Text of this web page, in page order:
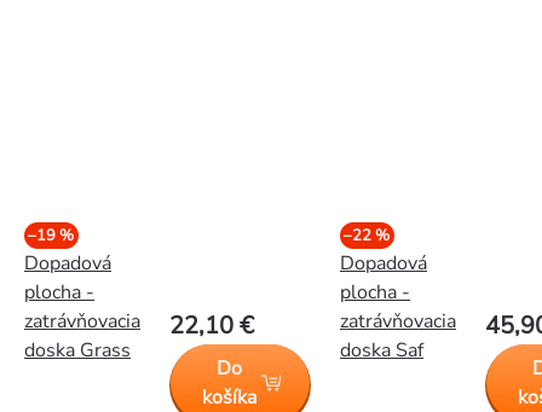
–19 %
Dopadová
plocha -
zatrávňovacia
doska Grass
22,10 €
Do
košíka
–22 %
Dopadová
plocha -
zatrávňovacia
doska Saf